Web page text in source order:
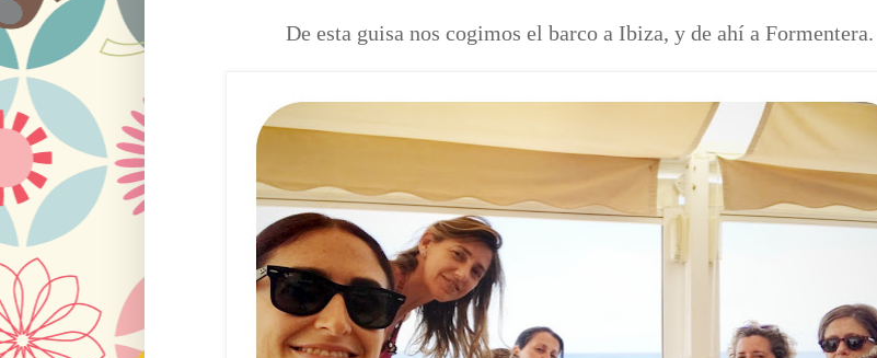
De esta guisa nos cogimos el barco a Ibiza, y de ahí a Formentera.